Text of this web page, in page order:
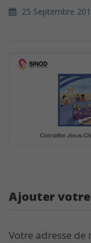
25 Septembre
Ajouter
Votre adresse de